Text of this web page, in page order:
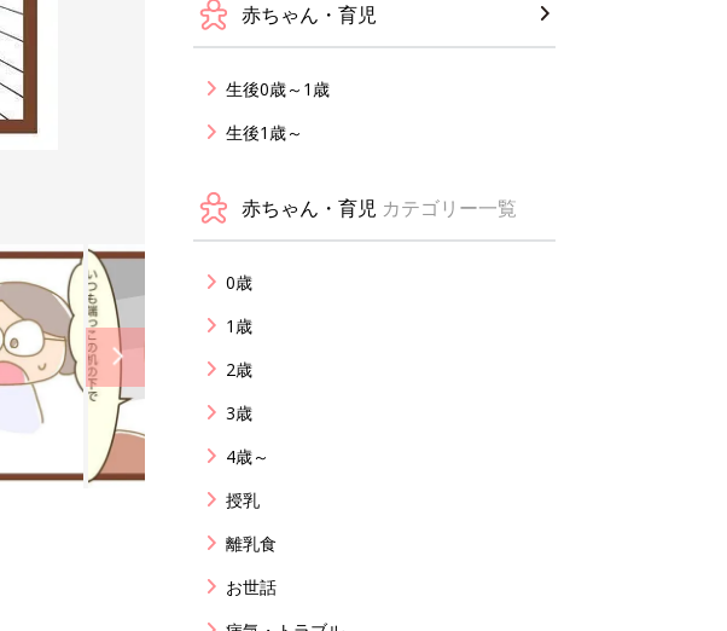
赤ちゃん・育児
生後0歳～1歳
生後1歳～
赤ちゃん・育児 カテゴリー一覧
0歳
1歳
2歳
3歳
4歳～
授乳
離乳食
お世話